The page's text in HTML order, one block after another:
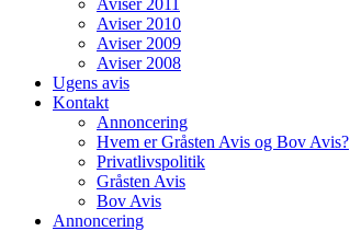
Aviser 2011
Aviser 2010
Aviser 2009
Aviser 2008
Ugens avis
Kontakt
Annoncering
Hvem er Gråsten Avis og Bov Avis?
Privatlivspolitik
Gråsten Avis
Bov Avis
Annoncering